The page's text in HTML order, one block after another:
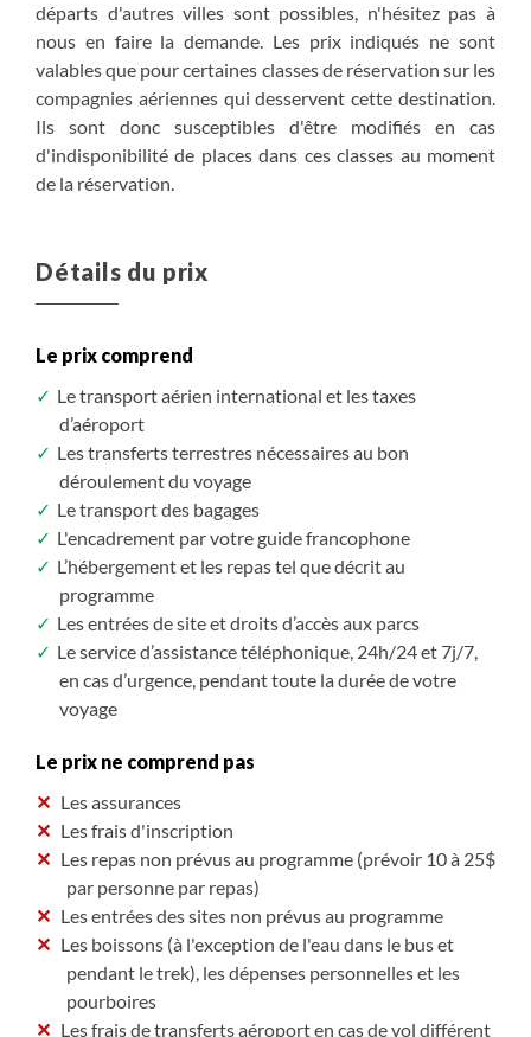
départs d'autres villes sont possibles, n'hésitez pas à
nous en faire la demande. Les prix indiqués ne sont
valables que pour certaines classes de réservation sur les
compagnies aériennes qui desservent cette destination.
Ils sont donc susceptibles d'être modifiés en cas
d'indisponibilité de places dans ces classes au moment
de la réservation.
Détails du prix
Le prix comprend
Le transport aérien international et les taxes
d’aéroport
Les transferts terrestres nécessaires au bon
déroulement du voyage
Le transport des bagages
L'encadrement par votre guide francophone
L’hébergement et les repas tel que décrit au
programme
Les entrées de site et droits d’accès aux parcs
Le service d’assistance téléphonique, 24h/24 et 7j/7,
en cas d’urgence, pendant toute la durée de votre
voyage
Le prix ne comprend pas
Les assurances
Les frais d'inscription
Les repas non prévus au programme (prévoir 10 à 25$
par personne par repas)
Les entrées des sites non prévus au programme
Les boissons (à l'exception de l'eau dans le bus et
pendant le trek), les dépenses personnelles et les
pourboires
Les frais de transferts aéroport en cas de vol différent